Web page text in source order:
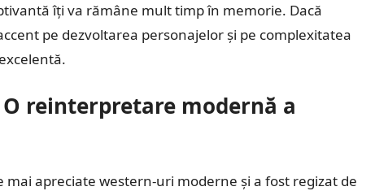
îți va rămâne mult timp în memorie. Dacă
pe dezvoltarea personajelor și pe complexitatea
O reinterpretare modernă a
mai apreciate western-uri moderne și a fost regizat de